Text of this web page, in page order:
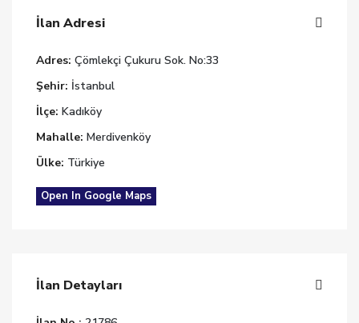
İlan Adresi
Adres: Çömlekçi Çukuru Sok. No:33
Şehir: İstanbul
İlçe: Kadıköy
Mahalle: Merdivenköy
Ülke: Türkiye
Open In Google Maps
İlan Detayları